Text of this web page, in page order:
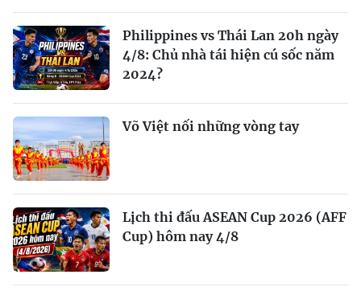
Philippines vs Thái Lan 20h ngày
4/8: Chủ nhà tái hiện cú sốc năm
2024?
Võ Việt nối những vòng tay
Lịch thi đấu ASEAN Cup 2026 (AFF
Cup) hôm nay 4/8